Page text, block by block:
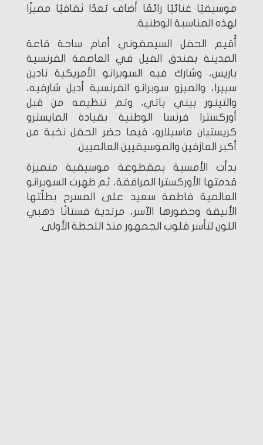
موسيقيًا غنائيًا رائعًا أضاف بُعدًا ثقافيًا مميزًا
لهذه المناسبة الوطنية.
أُقيم الحفل السيمفوني أمام ساحة قاعة
المدينة بفندق الفيل في العاصمة الفرنسية
باريس، وشارك فيه السوبرانو الأمريكية نادين
سييرا، والميزو سوبرانو الفرنسية أديل شارفيه،
والتينور بيني باتي، وتم تنظيمه من قبل
أوركسترا فرنسا الوطنية بقيادة المايسترو
كريستيان ماسيلارو، فيما حضر الحفل نخبة من
أكبر العازفين والموسيقيين العالميين.
بدأت الأمسية بمقطوعة موسيقية متميزة
قدمتها الأوركسترا المرافقة، ثم ظهرت السوبرانو
العالمية فاطمة سعيد على المسرح بطلّتها
الأنيقة وحضورها الآسر، مرتدية فستانًا ذهبي
اللون لتأسر قلوب الجمهور منذ اللحظة الأولى.